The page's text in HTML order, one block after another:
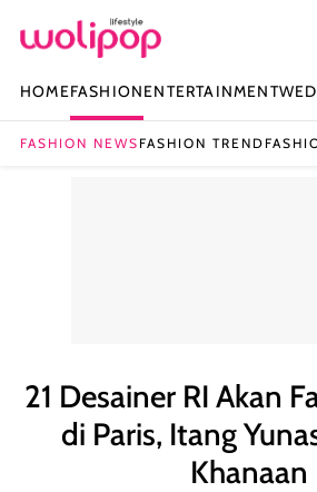
HOMEFASHIONENTERTAINMENT
FASHION NEWS FASHION TREND
21 Desainer RI Akan
di Paris, Itang
Khanaan